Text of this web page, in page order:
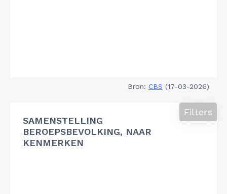
Bron: CBS (17-03-2026)
SAMENSTELLING
BEROEPSBEVOLKING, NAAR
KENMERKEN
Filters